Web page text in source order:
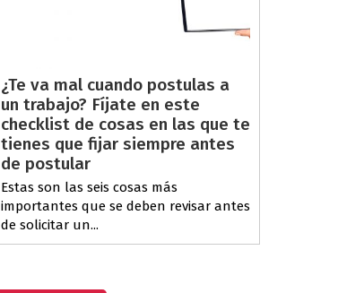
¿Te va mal cuando postulas a
un trabajo? Fíjate en este
checklist de cosas en las que te
tienes que fijar siempre antes
de postular
Estas son las seis cosas más
importantes que se deben revisar antes
de solicitar un...